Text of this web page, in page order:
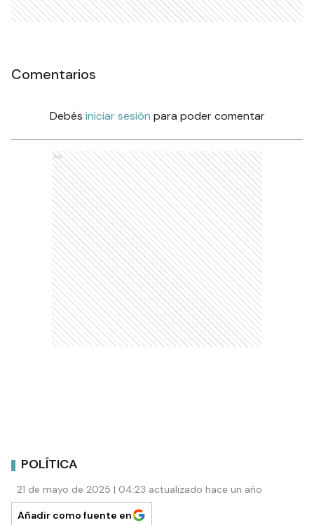
Comentarios
Debés iniciar sesión para poder comentar
Ads
POLÍTICA
21 de mayo de 2025 | 04:23 actualizado hace un año
Añadir como fuente en